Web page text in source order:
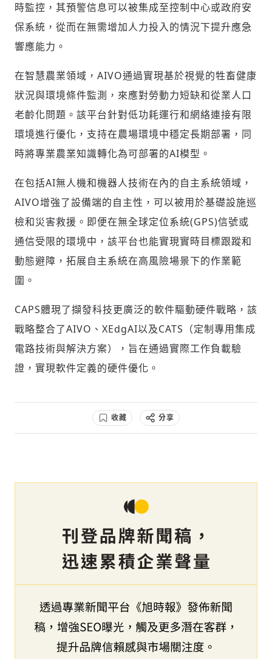
時監控，其預警信息可以被集成至控制中心或政府安
保系統，從而在無需增加人力投入的情況下提升應急
響應能力。
在智慧農業領域，AIVO通過實現基於視覺的牲畜健康
狀況與環境條件監測，來應對勞動力短缺和從業人口
老齡化問題。該平台針對低功耗運行和網絡連接有限
環境進行優化，支持在農場環境中穩定長期部署，同
時將專業農業知識轉化為可部署的AI模型。
在包括AI無人機和機器人技術在內的自主系統領域，
AIVO增強了設備端的自主性，可以被用於基礎設施巡
檢和災害救援。即便在無全球定位系統(GPS)信號或
通信受限的環境中，該平台也能實現實時目標跟蹤和
動態避障，拓展自主系統在高風險場景下的作業範
圍。
CAPS體現了擷發科技更廣泛的軟件驅動硬件戰略，該
戰略整合了AIVO、XEdgAI以及CATS（定制專用集成
電路技術與解決方案），旨在通過實際工作負載驗
證，實現軟件定義的硬件優化。
收藏 分享